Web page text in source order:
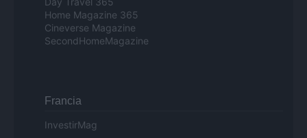
Home Magazine 365
Cineverse Magazine
SecondHomeMagazine
Francia
InvestirMag